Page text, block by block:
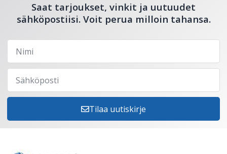
Saat tarjoukset, vinkit ja uutuudet
sähköpostiisi. Voit perua milloin tahansa.
Tilaa uutiskirje